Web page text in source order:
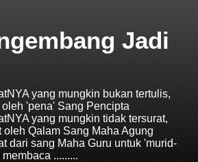
Jadi
yang mungkin bukan tertulis,
'pena' Sang Pencipta
yang mungkin tidak tersurat,
oleh Qalam Sang Maha Agung
dari sang Maha Guru untuk 'murid-
.........